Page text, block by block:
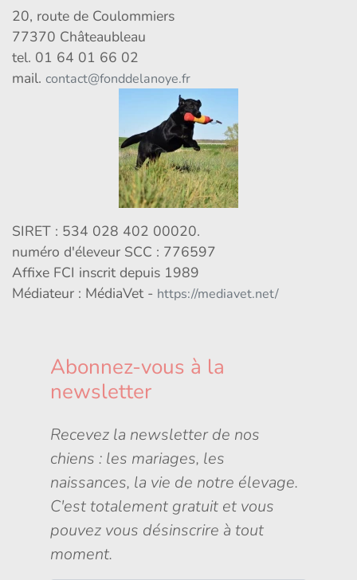
20, route de Coulommiers
77370 Châteaubleau
tel. 01 64 01 66 02
mail. contact@fonddelanoye.fr
SIRET : 534 028 402 00020.
numéro d'éleveur SCC : 776597
Affixe FCI inscrit depuis 1989
Médiateur : MédiaVet - https://mediavet.net/
Abonnez-vous à la
newsletter
Recevez la newsletter de nos
chiens : les mariages, les
naissances, la vie de notre élevage.
C'est totalement gratuit et vous
pouvez vous désinscrire à tout
moment.